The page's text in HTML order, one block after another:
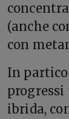
(anche
con
In
ibrida,